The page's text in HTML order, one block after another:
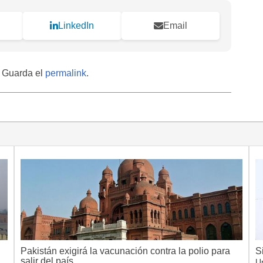
LinkedIn Email
el permalink.
Pakistán exigirá la vacunación contra la polio para